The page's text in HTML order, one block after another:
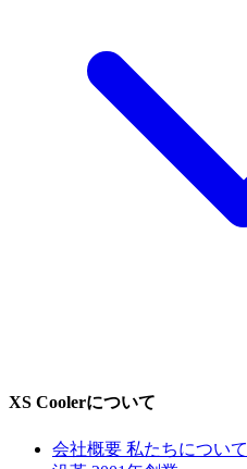
XS Coolerについて
会社概要 私たちについて